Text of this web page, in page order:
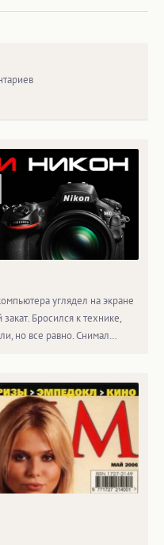
углядел на экране
Бросился к технике,
но все равно. Снимал…